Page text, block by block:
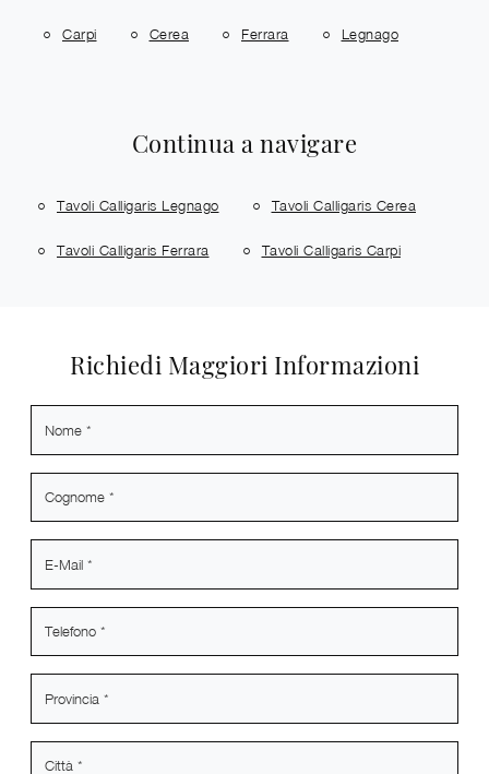
Carpi Cerea Ferrara Legnago
Continua a navigare
Tavoli Calligaris Legnago Tavoli Calligaris Cerea
Tavoli Calligaris Ferrara Tavoli Calligaris Carpi
Richiedi Maggiori Informazioni